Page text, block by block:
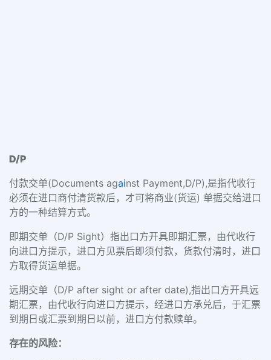
D/P
付款交单(Documents against Payment,D/P),是指代收行
必须在进口商付清货款后，才可将商业(货运) 单据交给进口
方的一种结算方式。
即期交单（D/P Sight）指出口方开具即期汇票，由代收行
向进口方提示，进口方见票后即须付款，货款付清时，进口
方取得货运单据。
远期交单（D/P after sight or after date),指出口方开具远
期汇票，由代收行向进口方提示，经进口方承兑后，于汇票
到期日或汇票到期日以前，进口方付款赎单。
存在的风险：